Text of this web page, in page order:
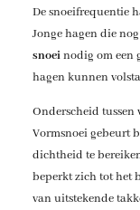
De snoeifrequentie
Jonge hagen die
snoeinodig om een
hagen kunnen
Onderscheid
Vormsnoei gebeurt
dichtheid te
beperkt zich tot het
van uitstekende